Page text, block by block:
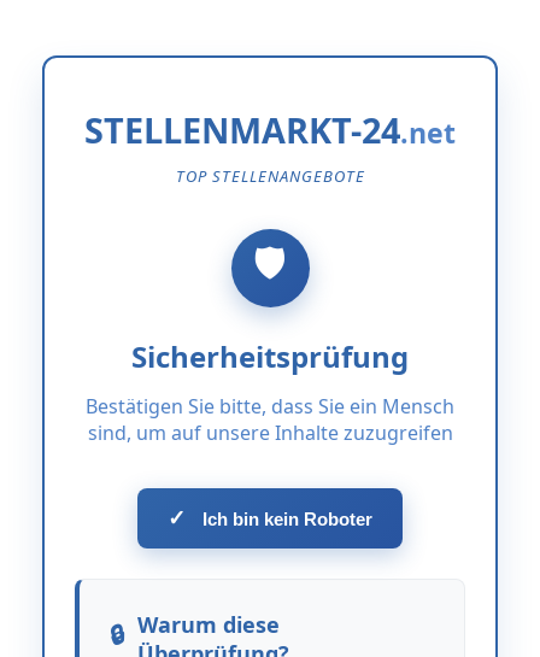
STELLENMARKT-24
TOP STELLENANGEBOTE
Sicherheitsprüfung
Bestätigen Sie bitte, dass Sie ein Mensch
sind, um auf unsere Inhalte zuzugreifen
✓ Ich bin kein Roboter
Warum diese